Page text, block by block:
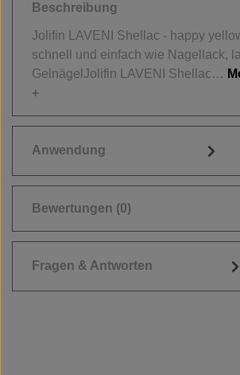
Beschreibung
Jolifin LAVENI Shellac - happy
schnell und einfach wie Nagellack,
GelnägelJolifin LAVENI Shellac…
Anwendung
Bewertungen (0)
Fragen & Antworten